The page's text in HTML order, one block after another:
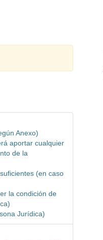
Anexo)
aportar cualquier
de la
(en caso
la condición de
Jurídica)